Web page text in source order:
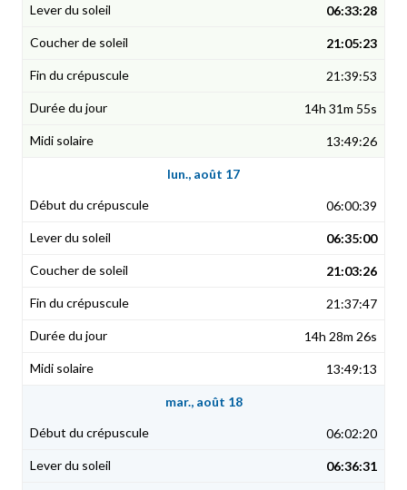
06:33:28
21:05:23
21:39:53
14h 31m 55s
13:49:26
lun., août 17
06:00:39
06:35:00
21:03:26
21:37:47
14h 28m 26s
13:49:13
mar., août 18
06:02:20
06:36:31